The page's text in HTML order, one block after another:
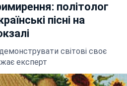
політолог
пісні на
світові своє
експерт